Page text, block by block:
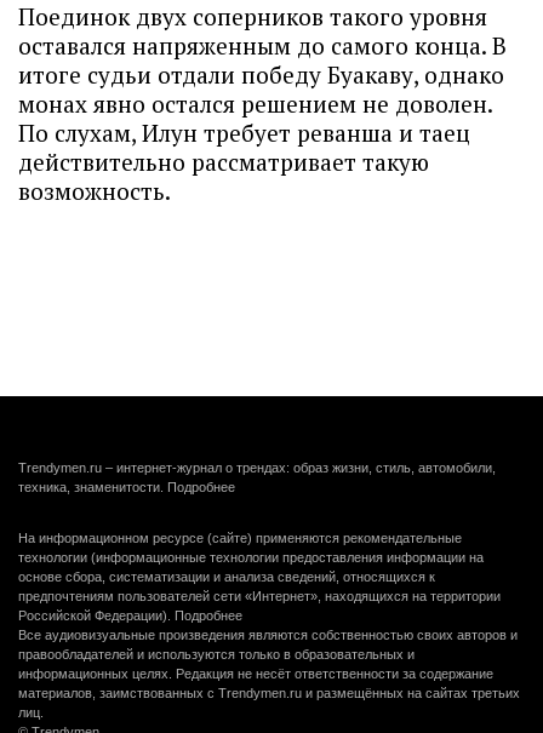
Поединок двух соперников такого уровня
оставался напряженным до самого конца. В
итоге судьи отдали победу Буакаву, однако
монах явно остался решением не доволен.
По слухам, Илун требует реванша и таец
действительно рассматривает такую
возможность.
Trendymen.ru – интернет-журнал о трендах: образ жизни, стиль, автомобили,
техника, знаменитости. Подробнее
На информационном ресурсе (сайте) применяются рекомендательные
технологии (информационные технологии предоставления информации на
основе сбора, систематизации и анализа сведений, относящихся к
предпочтениям пользователей сети «Интернет», находящихся на территории
Российской Федерации). Подробнее
Все аудиовизуальные произведения являются собственностью своих авторов и
правообладателей и используются только в образовательных и
информационных целях. Редакция не несёт ответственности за содержание
материалов, заимствованных с Trendymen.ru и размещённых на сайтах третьих
лиц.